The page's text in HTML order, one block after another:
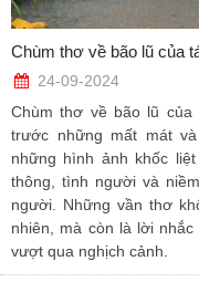
Chùm thơ về bão lũ của
24-09-2024
Chùm thơ về bão lũ của
trước những mất mát
những hình ảnh khốc
thông, tình người và
người. Những vần thơ
nhiên, mà còn là lời
vượt qua nghịch cảnh.